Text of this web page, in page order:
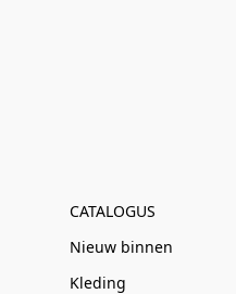
CATALOGUS
Nieuw binnen
Kleding